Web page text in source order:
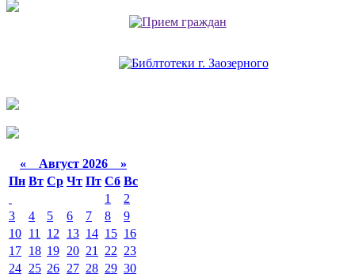
« Август 2026 »
Пн Вт Ср Чт Пт Сб Вс
1
2
3
4 5 6 7 8
9
10 11 12 13 14 15 16
17 18 19 20 21 22 23
24 25 26 27 28 29 30